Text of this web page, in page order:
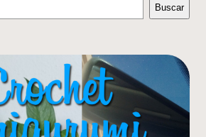
Buscar